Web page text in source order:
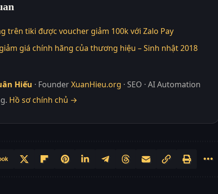
trên tiki được voucher giảm 100k với Zalo Pay
giá chính hãng của thương hiệu – Sinh nhật 2018
Hiếu · FounderXuanHieu.org · SEO · AI Automation
Hồ sơ chính chủ →